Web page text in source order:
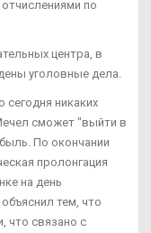
по
центра, в
уголовные дела.
сегодня никаких
сможет "выйти в
По окончании
пролонгация
на день
тем, что
что связано с